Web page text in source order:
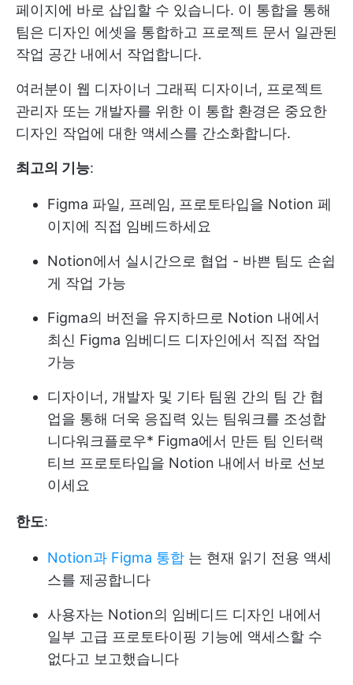
페이지에 바로 삽입할 수 있습니다. 이 통합을 통해
팀은 디자인 에셋을 통합하고 프로젝트 문서 일관된
작업 공간 내에서 작업합니다.
여러분이 웹 디자이너 그래픽 디자이너, 프로젝트
관리자 또는 개발자를 위한 이 통합 환경은 중요한
디자인 작업에 대한 액세스를 간소화합니다.
최고의 기능:
Figma 파일, 프레임, 프로토타입을 Notion 페
이지에 직접 임베드하세요
Notion에서 실시간으로 협업 - 바쁜 팀도 손쉽
게 작업 가능
Figma의 버전을 유지하므로 Notion 내에서
최신 Figma 임베디드 디자인에서 직접 작업
가능
디자이너, 개발자 및 기타 팀원 간의 팀 간 협
업을 통해 더욱 응집력 있는 팀워크를 조성합
니다워크플로우* Figma에서 만든 팀 인터랙
티브 프로토타입을 Notion 내에서 바로 선보
이세요
한도:
Notion과 Figma 통합 는 현재 읽기 전용 액세
스를 제공합니다
사용자는 Notion의 임베디드 디자인 내에서
일부 고급 프로토타이핑 기능에 액세스할 수
없다고 보고했습니다